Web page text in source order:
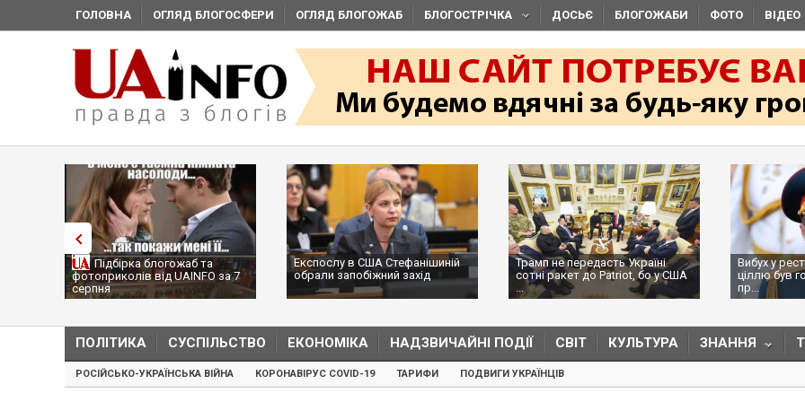
ГОЛОВНА ОГЛЯД БЛОГОСФЕРИ ОГЛЯД БЛОГОЖАБ БЛОГОСТРІЧКА ДОСЬЄ БЛОГОЖАБИ ФОТО ВІДЕО
Підбірка блогожаб та
фотоприколів від UAINFO за 7
серпня
Експослу в США Стефанішиній
обрали запобіжний захід
Трамп не передасть Україні
сотні ракет до Patriot, бо у США
...
Вибух у
ціллю був
пр...
ПОЛІТИКА СУСПІЛЬСТВО ЕКОНОМІКА НАДЗВИЧАЙНІ ПОДІЇ СВІТ КУЛЬТУРА ЗНАННЯ
РОСІЙСЬКО-УКРАЇНСЬКА ВІЙНА КОРОНАВІРУС COVID-19 ТАРИФИ ПОДВИГИ УКРАЇНЦІВ